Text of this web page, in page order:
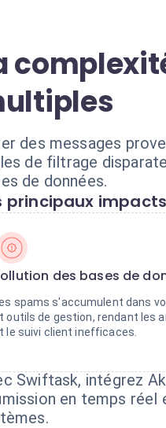
des messages
de filtrage
de données.
principaux
des bases de
spams s'accumulent dans
outils de gestion, rendant les
le suivi client inefficaces.
Swiftask, intégrez
en temps réel